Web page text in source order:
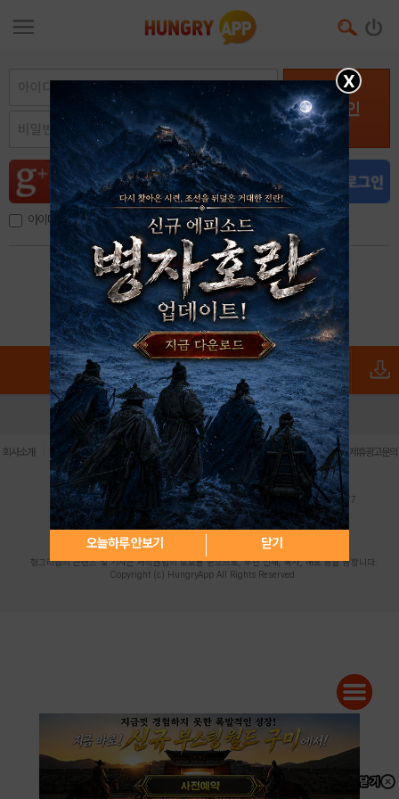
로그인
아이디, 이메일 저장
아이디 / 비밀번호 찾기 회원가입
X
오늘하루 안보기 닫기
로그인 PC버전 전체앱
회사소개 이용약관 | 개인정보 처리방침 | 청소년 보호정책 | 불법촬영물 신고센터 | 제휴광고문의
사업자등록번호:119-86-61101 (주)스마트나우 대표이사:송현두
주소: 서울시 금천구 가산디지털1로 171 연락처:063-284-8635 팩스:02-6265-0377
청소년보호책임자:김동욱desk@hungryapp.co.kr
등록번호:서울아02322 | 등록일자:2016년4월25일
발행인:(주)스마트나우 송현두 | 편집인:김동욱
헝그리앱의 콘텐츠 및 기사는 저작권법의 보호를 받으므로, 무단 전재, 복사, 배포 등을 금합니다.
Copyright (c) HungryApp All Rights Reserved.